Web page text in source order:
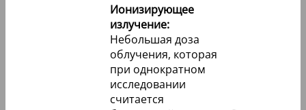
Ионизирующее
излучение:
Небольшая доза
облучения, которая
при однократном
исследовании
считается